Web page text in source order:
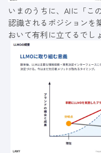
いまのうちに、AIに「こ
認識されるポジションを
おいて有利に立てるでし